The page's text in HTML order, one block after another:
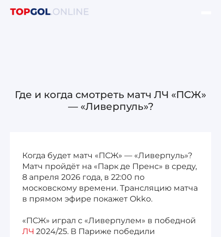
ОБЗОРЫ ЛЧ УЕФА
ОБЗОРЫ ЛЕ УЕФА
Лига чемпионов УЕФА
Лига Европы УЕФА
Лига конференций УЕФА
Где и когда смотреть матч ЛЧ «ПСЖ»
— «Ливерпуль»?
Когда будет матч «ПСЖ» — «Ливерпуль»?
Матч пройдёт на «Парк де Пренс» в среду,
8 апреля 2026 года, в 22:00 по
московскому времени. Трансляцию матча
в прямом эфире покажет Okko.
«ПСЖ» играл с «Ливерпулем» в победной
ЛЧ 2024/25. В Париже победили